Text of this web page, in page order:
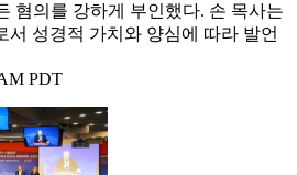
혐의를 강하게 부인했다. 손 목사는
서 성경적 가치와 양심에 따라 발언
PDT